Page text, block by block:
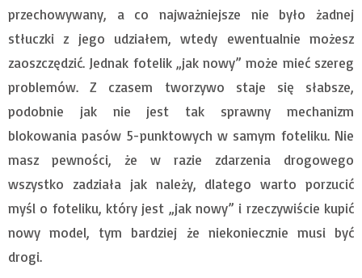
przechowywany, a co najważniejsze nie było żadnej
stłuczki z jego udziałem, wtedy ewentualnie możesz
zaoszczędzić. Jednak fotelik „jak nowy” może mieć szereg
problemów. Z czasem tworzywo staje się słabsze,
podobnie jak nie jest tak sprawny mechanizm
blokowania pasów 5-punktowych w samym foteliku. Nie
masz pewności, że w razie zdarzenia drogowego
wszystko zadziała jak należy, dlatego warto porzucić
myśl o foteliku, który jest „jak nowy” i rzeczywiście kupić
nowy model, tym bardziej że niekoniecznie musi być
drogi.